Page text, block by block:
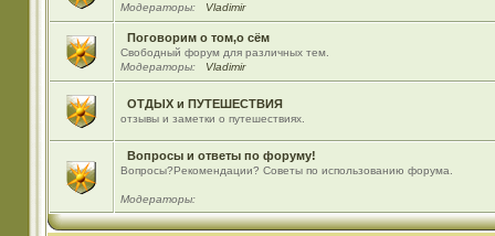
Модераторы: Vladimir
Поговорим о том,о сём
Свободный форум для различных тем.
Модераторы:
Vladimir
ОТДЫХ и ПУТЕШЕСТВИЯ
отзывы и заметки о путешествиях.
Вопросы и ответы по форуму!
Вопросы?Рекомендации? Советы по использованию форума.
Модераторы: